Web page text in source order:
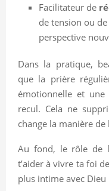
Facilitateur de
de tension ou
perspective
Dans la pratique,
que la prière
émotionnelle et
recul. Cela ne
change la manière de
Au fond, le rôle de
t’aider à vivre ta foi
plus intime avec Dieu